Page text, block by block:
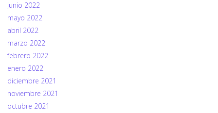
junio 2022
mayo 2022
abril 2022
marzo 2022
febrero 2022
enero 2022
diciembre 2021
noviembre 2021
octubre 2021